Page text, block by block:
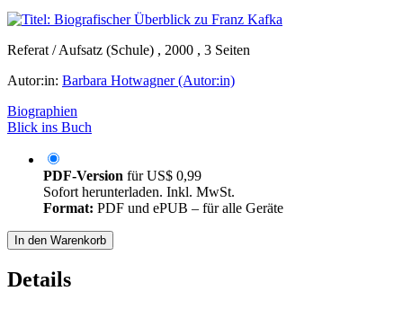
Referat / Aufsatz (Schule) , 2000 , 3 Seiten
Autor:in: Barbara Hotwagner (Autor:in)
Biographien
Blick ins Buch
PDF-Version fürUS$ 0,99
Sofort herunterladen. Inkl. MwSt.
Format: PDF und ePUB – für alle Geräte
In den Warenkorb
Details